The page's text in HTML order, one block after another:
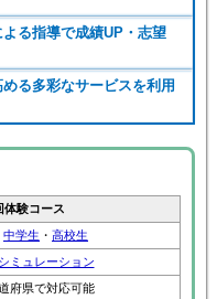
る指導で成績UP・志望
る多彩なサービスを利用
中学生・高校生
ミュレーション
府県で対応可能
ついてはこちら⇒